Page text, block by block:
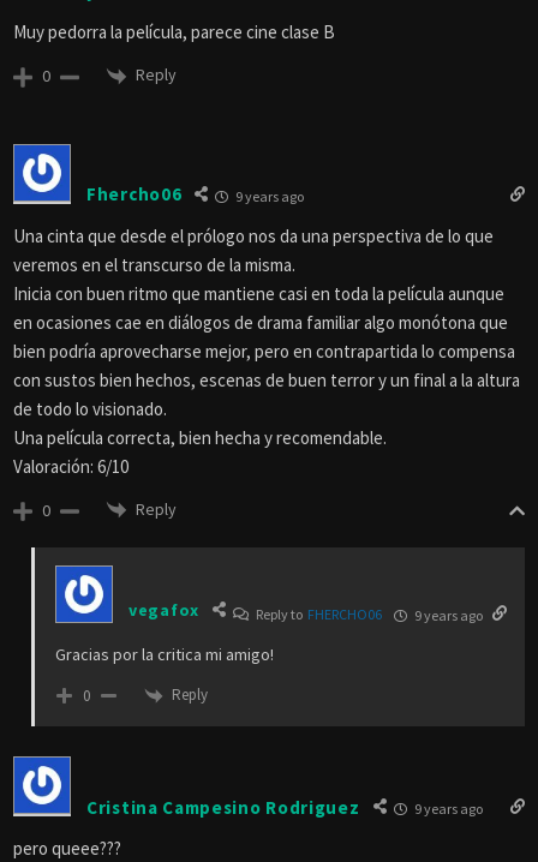
Muy pedorra la película, parece cine clase B
0 Reply
Fhercho06 9 years ago
Una cinta que desde el prólogo nos da una perspectiva de lo que
veremos en el transcurso de la misma.
Inicia con buen ritmo que mantiene casi en toda la película aunque
en ocasiones cae en diálogos de drama familiar algo monótona que
bien podría aprovecharse mejor, pero en contrapartida lo compensa
con sustos bien hechos, escenas de buen terror y un final a la altura
de todo lo visionado.
Una película correcta, bien hecha y recomendable.
Valoración: 6/10
0 Reply
vegafox Reply to FHERCHO06 9 years ago
Gracias por la critica mi amigo!
0 Reply
Cristina Campesino Rodriguez 9 years ago
pero queee???